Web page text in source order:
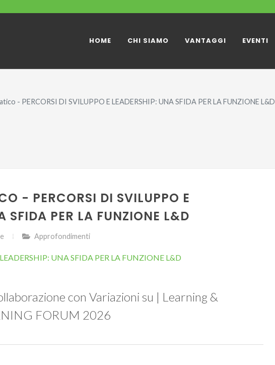
HOME CHI SIAMO VANTAGGI EVENTI
- PERCORSI DI SVILUPPO E LEADERSHIP: UNA SFIDA PER LA FUNZIONE L&D
- PERCORSI DI SVILUPPO E
SFIDA PER LA FUNZIONE L&D
Approfondimenti
con Variazioni su | Learning &
FORUM 2026